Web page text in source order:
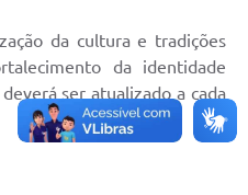
da cultura e tradições
da identidade
ser atualizado a cada